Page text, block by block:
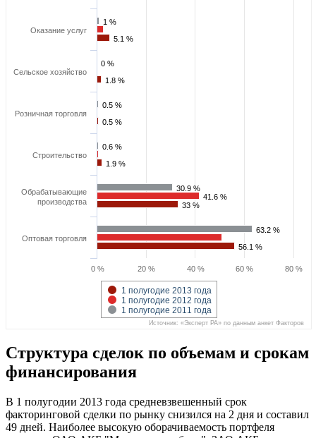
1 %
1 %
0 %
0 %
0.5 %
0.5 %
0.6 %
0.6 %
30.9 %
30.9 %
63.2 %
63.2 %
41.6 %
41.6 %
5.1 %
5.1 %
1.8 %
1.8 %
0.5 %
0.5 %
1.9 %
1.9 %
33 %
33 %
56.1 %
56.1 %
1 полугодие 2013 года
1 полугодие 2012 года
1 полугодие 2011 года
Оказание услуг
Сельское хозяйство
Розничная торговля
Строительство
Обрабатывающие
производства
Оптовая торговля
0 % 20 % 40 % 60 % 80 %
Источник: «Эксперт РА» по данным анкет Факторов
Структура сделок по объемам и срокам
финансирования
В 1 полугодии 2013 года средневзвешенный срок
факторинговой сделки по рынку снизился на 2 дня и составил
49 дней. Наиболее высокую оборачиваемость портфеля